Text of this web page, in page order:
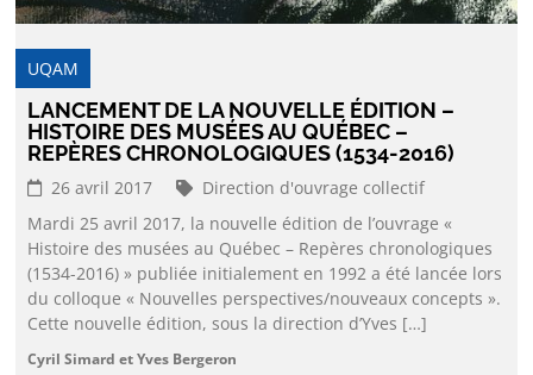
UQAM
LANCEMENT DE LA NOUVELLE ÉDITION –
HISTOIRE DES MUSÉES AU QUÉBEC –
REPÈRES CHRONOLOGIQUES (1534-2016)
26 avril 2017
Direction d'ouvrage collectif
Mardi 25 avril 2017, la nouvelle édition de l’ouvrage «
Histoire des musées au Québec – Repères chronologiques
(1534-2016) » publiée initialement en 1992 a été lancée lors
du colloque « Nouvelles perspectives/nouveaux concepts ».
Cette nouvelle édition, sous la direction d’Yves […]
Cyril Simard et Yves Bergeron